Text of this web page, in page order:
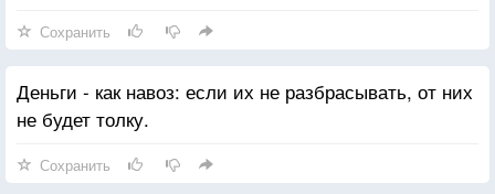
Сохранить
Деньги - как навоз: если их не разбрасывать, от них
не будет толку.
Сохранить